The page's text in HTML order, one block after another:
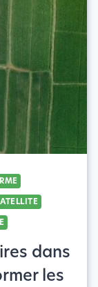
dans
les